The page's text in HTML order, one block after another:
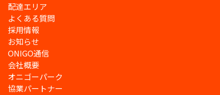
配達エリア
よくある質問
採用情報
お知らせ
ONIGO通信
会社概要
オニゴーパーク
協業パートナー